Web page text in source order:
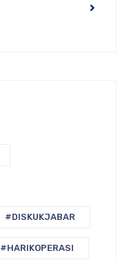
#DISKUKJABAR
#HARIKOPERASI